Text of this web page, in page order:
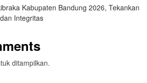
Kabupaten Bandung 2026, Tekankan
Integritas
ditampilkan.